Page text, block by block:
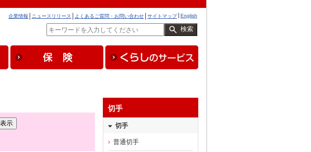
English
サイトマップ
よくあるご質問・お問い合わせ
ニュースリリース
企業情報
検索
切手
切手
普通切手